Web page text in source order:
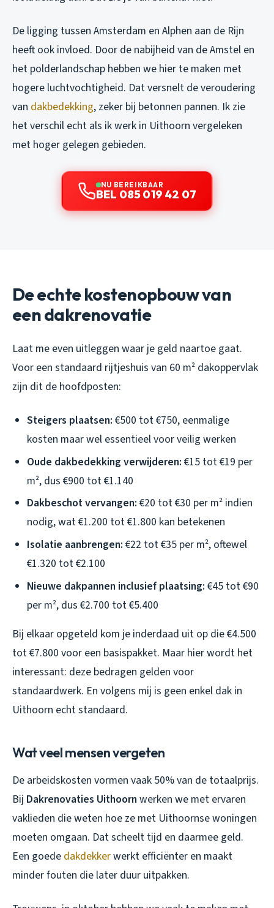
De ligging tussen Amsterdam en Alphen aan de Rijn
heeft ook invloed. Door de nabijheid van de Amstel en
het polderlandschap hebben we hier te maken met
hogere luchtvochtigheid. Dat versnelt de veroudering
van dakbedekking, zeker bij betonnen pannen. Ik zie
het verschil echt als ik werk in Uithoorn vergeleken
met hoger gelegen gebieden.
NU BEREIKBAAR
BEL 085 019 42 07
De echte kostenopbouw van
een dakrenovatie
Laat me even uitleggen waar je geld naartoe gaat.
Voor een standaard rijtjeshuis van 60 m² dakoppervlak
zijn dit de hoofdposten:
Steigers plaatsen: €500 tot €750, eenmalige
kosten maar wel essentieel voor veilig werken
Oude dakbedekking verwijderen: €15 tot €19 per
m², dus €900 tot €1.140
Dakbeschot vervangen: €20 tot €30 per m² indien
nodig, wat €1.200 tot €1.800 kan betekenen
Isolatie aanbrengen: €22 tot €35 per m², oftewel
€1.320 tot €2.100
Nieuwe dakpannen inclusief plaatsing: €45 tot €90
per m², dus €2.700 tot €5.400
Bij elkaar opgeteld kom je inderdaad uit op die €4.500
tot €7.800 voor een basispakket. Maar hier wordt het
interessant: deze bedragen gelden voor
standaardwerk. En volgens mij is geen enkel dak in
Uithoorn echt standaard.
Wat veel mensen vergeten
De arbeidskosten vormen vaak 50% van de totaalprijs.
Bij Dakrenovaties Uithoorn werken we met ervaren
vaklieden die weten hoe ze met Uithoornse woningen
moeten omgaan. Dat scheelt tijd en daarmee geld.
Een goede dakdekkerwerkt efficiënter en maakt
minder fouten die later duur uitpakken.